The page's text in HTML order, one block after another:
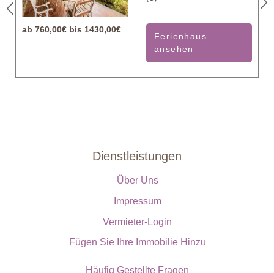
ab 760,00€ bis 1430,00€
Ferienhaus
ansehen
Dienstleistungen
Über Uns
Impressum
Vermieter-Login
Fügen Sie Ihre Immobilie Hinzu
Häufig Gestellte Fragen